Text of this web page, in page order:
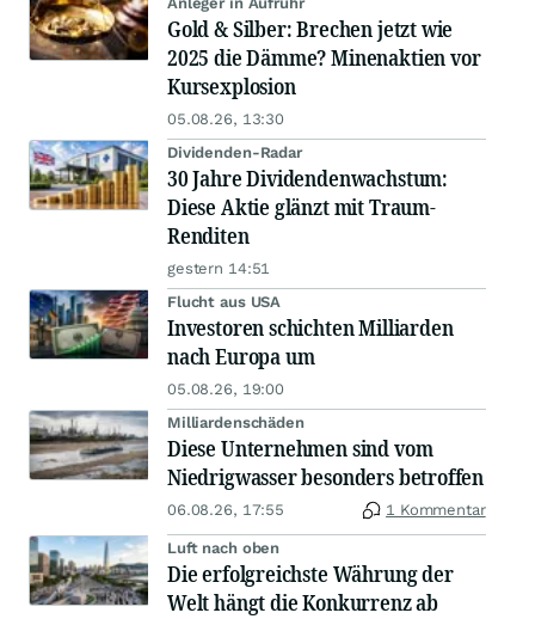
Gold & Silber: Brechen jetzt wie
2025 die Dämme? Minenaktien vor
Kursexplosion
05.08.26, 13:30
Dividenden-Radar
30 Jahre Dividendenwachstum:
Diese Aktie glänzt mit Traum-
Renditen
gestern 14:51
Flucht aus USA
Investoren schichten Milliarden
nach Europa um
05.08.26, 19:00
Milliardenschäden
Diese Unternehmen sind vom
Niedrigwasser besonders betroffen
06.08.26, 17:55 1 Kommentar
Luft nach oben
Die erfolgreichste Währung der
Welt hängt die Konkurrenz ab